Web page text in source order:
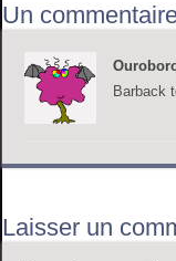
Un
Barback
Laisser un